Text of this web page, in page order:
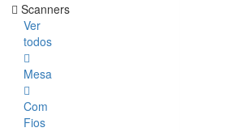
Scanners
Ver
todos
Mesa
Com
Fios